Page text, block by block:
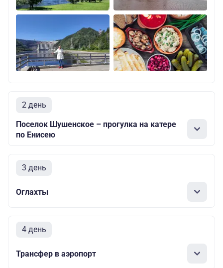
2 день
Поселок Шушенское – прогулка на катере
по Енисею
3 день
Оглахты
4 день
Трансфер в аэропорт